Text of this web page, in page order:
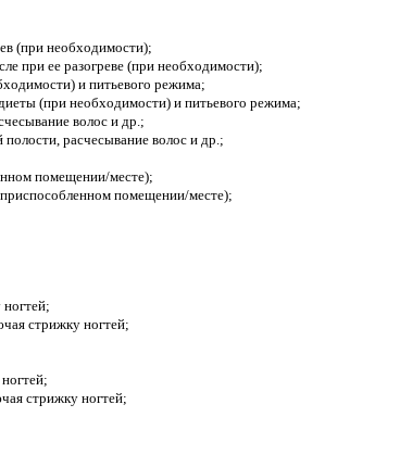
(при необходимости);
при ее разогреве (при необходимости);
и питьевого режима;
(при необходимости) и питьевого режима;
волос и др.;
расчесывание волос и др.;
помещении/месте);
помещении/месте);
стрижку ногтей;
стрижку ногтей;